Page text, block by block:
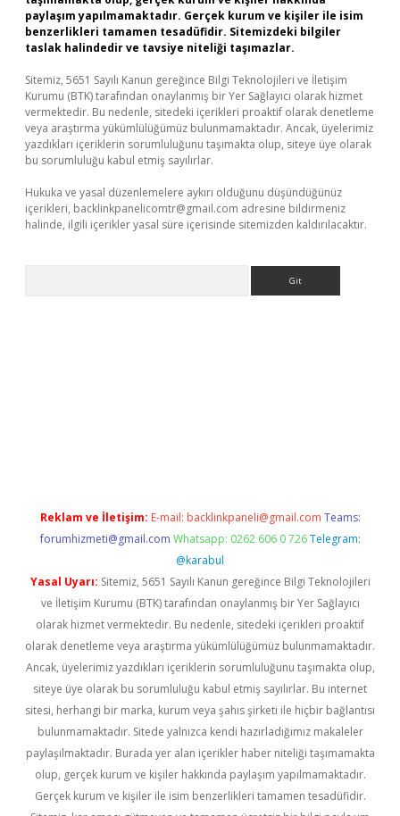
paylaşım yapılmamaktadır. Gerçek kurum ve kişiler ile isim
benzerlikleri tamamen tesadüfidir. Sitemizdeki bilgiler
taslak halindedir ve tavsiye niteliği taşımazlar.
Sitemiz, 5651 Sayılı Kanun gereğince Bilgi Teknolojileri ve İletişim
Kurumu (BTK) tarafından onaylanmış bir Yer Sağlayıcı olarak hizmet
vermektedir. Bu nedenle, sitedeki içerikleri proaktif olarak denetleme
veya araştırma yükümlülüğümüz bulunmamaktadır. Ancak, üyelerimiz
yazdıkları içeriklerin sorumluluğunu taşımakta olup, siteye üye olarak
bu sorumluluğu kabul etmiş sayılırlar.
Hukuka ve yasal düzenlemelere aykırı olduğunu düşündüğünüz
içerikleri, backlinkpanelicomtr@gmail.com adresine bildirmeniz
halinde, ilgili içerikler yasal süre içerisinde sitemizden kaldırılacaktır.
Reklam ve İletişim: E-mail: backlinkpaneli@gmail.com Teams:
forumhizmeti@gmail.com Whatsapp: 0262 606 0 726 Telegram:
@karabul
Yasal Uyarı: Sitemiz, 5651 Sayılı Kanun gereğince Bilgi Teknolojileri
ve İletişim Kurumu (BTK) tarafından onaylanmış bir Yer Sağlayıcı
olarak hizmet vermektedir. Bu nedenle, sitedeki içerikleri proaktif
olarak denetleme veya araştırma yükümlülüğümüz bulunmamaktadır.
Ancak, üyelerimiz yazdıkları içeriklerin sorumluluğunu taşımakta olup,
siteye üye olarak bu sorumluluğu kabul etmiş sayılırlar. Bu internet
sitesi, herhangi bir marka, kurum veya şahıs şirketi ile hiçbir bağlantısı
bulunmamaktadır. Sitede yalnızca kendi hazırladığımız makaleler
paylaşılmaktadır. Burada yer alan içerikler haber niteliği taşımamakta
olup, gerçek kurum ve kişiler hakkında paylaşım yapılmamaktadır.
Gerçek kurum ve kişiler ile isim benzerlikleri tamamen tesadüfidir.